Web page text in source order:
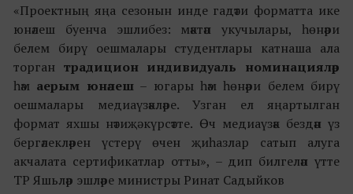
«Проектның яңа сезонын инде гадәти форматта ике
юнәлеш буенча эшлибез: мәктәп укучылары, һөнәри
белем бирү оешмалары студентлары катнаша ала
торган традицион индивидуаль номинацияләр
һәм аерым юнәлеш– югары һәм һөнәри белем бирү
оешмалары медиаүзәкләре. Узган ел яңартылган
формат яхшы нәтиҗә күрсәтте. Өч медиаүзәк бездән үз
бергәлекләрен үстерү өчен җиһазлар сатып алуга
акчалата сертификатлар отты», – дип билгеләп үтте
ТР Яшьләр эшләре министры Ринат Садыйков